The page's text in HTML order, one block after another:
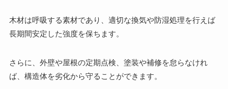
木材は呼吸する素材であり、適切な換気や防湿処理を行えば
長期間安定した強度を保ちます。
さらに、外壁や屋根の定期点検、塗装や補修を怠らなけれ
ば、構造体を劣化から守ることができます。